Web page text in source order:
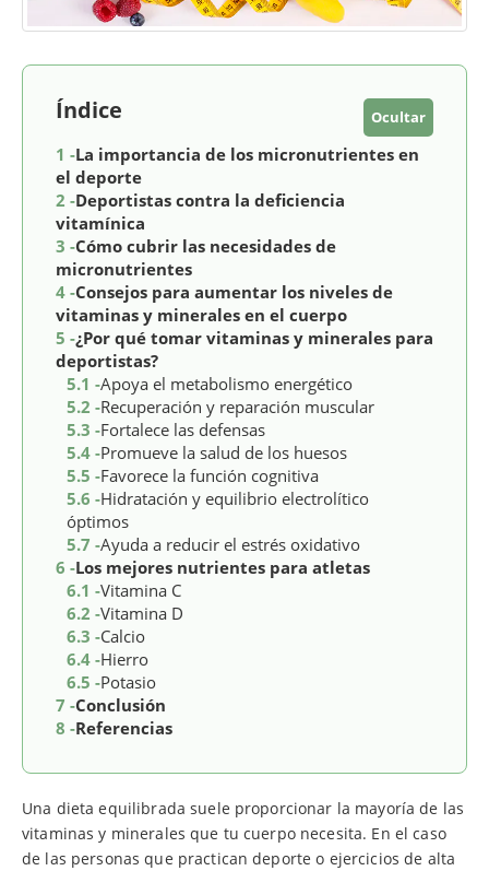
Índice Ocultar
1 -La importancia de los micronutrientes en
el deporte
2 -Deportistas contra la deficiencia
vitamínica
3 -Cómo cubrir las necesidades de
micronutrientes
4 -Consejos para aumentar los niveles de
vitaminas y minerales en el cuerpo
5 -¿Por qué tomar vitaminas y minerales para
deportistas?
5.1 -Apoya el metabolismo energético
5.2 -Recuperación y reparación muscular
5.3 -Fortalece las defensas
5.4 -Promueve la salud de los huesos
5.5 -Favorece la función cognitiva
5.6 -Hidratación y equilibrio electrolítico
óptimos
5.7 -Ayuda a reducir el estrés oxidativo
6 -Los mejores nutrientes para atletas
6.1 -Vitamina C
6.2 -Vitamina D
6.3 -Calcio
6.4 -Hierro
6.5 -Potasio
7 -Conclusión
8 -Referencias
Una dieta equilibrada suele proporcionar la mayoría de las
vitaminas y minerales que tu cuerpo necesita. En el caso
de las personas que practican deporte o ejercicios de alta